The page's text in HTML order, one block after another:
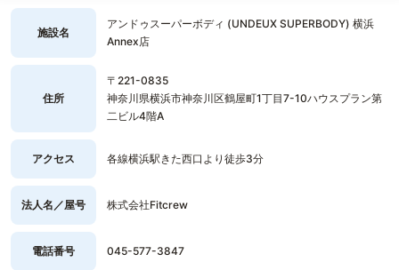
施設名
アンドゥスーパーボディ (UNDEUX SUPERBODY) 横浜
Annex店
住所
〒221-0835
神奈川県横浜市神奈川区鶴屋町1丁目7-10ハウスプラン第
二ビル4階A
アクセス 各線横浜駅きた西口より徒歩3分
法人名／屋号 株式会社Fitcrew
電話番号 045-577-3847